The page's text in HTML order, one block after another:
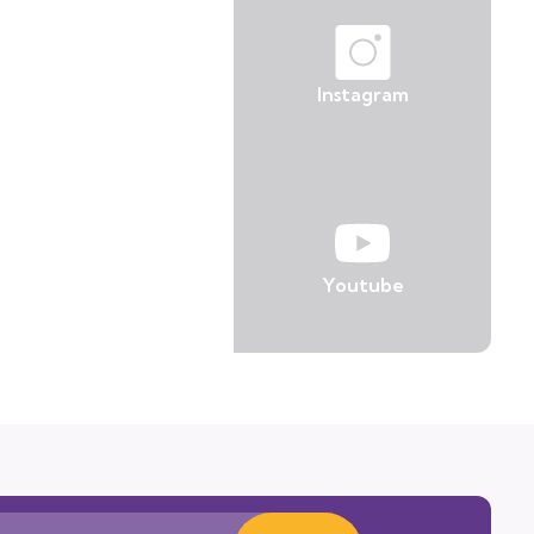
Instagram
Youtube